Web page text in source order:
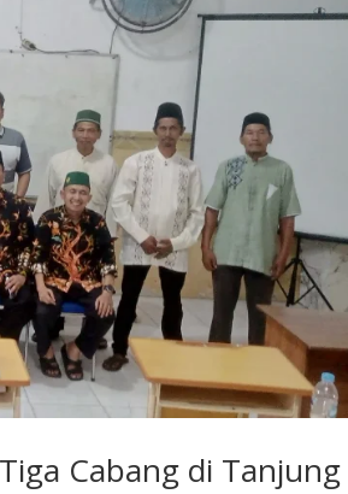
Cabang di Tanjung